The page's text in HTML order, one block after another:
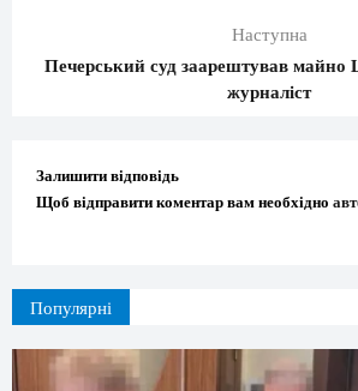
Наступна
Печерський суд заарештував майно
журналіст
Залишити відповідь
Щоб відправити коментар вам необхідно
Популярні